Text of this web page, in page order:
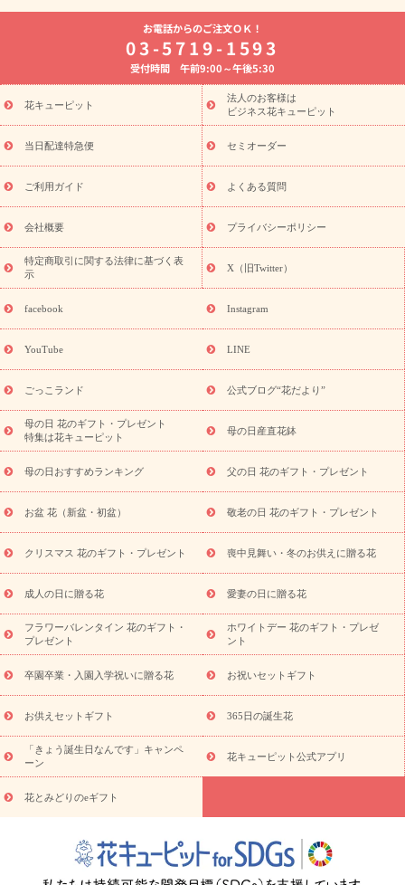
よく贈られる花
お祝いの花特集
誕生日フラワーギフト特集
8月の誕生花(トルコキキョウ)
開店・開業祝い
お供え・お悔やみ お供え・お悔やみの花
通夜・葬儀に贈る花 胡蝶蘭・花鉢
ーブドフラワー
季節のイベント
ひまわり ギフト・プレゼント
特集
お盆 花（新盆・初盆） 季節のイベント
お盆 花（新
盆・初盆）
お盆 花（新盆・初盆）
お盆・お供え 花とセットギ
フト
お盆・お供え プリザーブドフラワー
ひまわり ギフト・プ
レゼント特集
夏の花贈り・お中元・暑中見舞い 花のギフト特集
敬老の日におくる花ギフト・プレゼント特集
花ギフト・プレゼント特集
敬老の日 花のおすすめランキング
敬
老の日 花鉢植えのギフト・プレゼント特集
敬老の日 花とセットギ
フト・プレゼント特集
敬老の日の花 全てのギフト一覧
キャン
ペーン
映画『ウォーターガーディアンズ』コラボキャンペーン
「きょう誕生日なんです」キャンペーン
誕生日の花を探す
誕生日フラワーギフト 誕生日フラワーギフト特集
(トルコキキョウ)
9月の誕生花(リンドウ)
ら探す
お祝いの花特集 当日配達特急便 お祝い商品一覧
念日
結婚祝い 出産祝い 退院祝い・快気祝い
寿祝い
プチギフト ペットのお祝いフラワー
供え・お悔やみ商品一覧
お供え・お悔やみの花
四十九日法要以
お供え プリザーブドフラワー
ペットのお供えフラワー
お盆（新
盆・初盆）
その他 お祝い返し お見舞い
お取り寄せギフト
ビジネス用
ご自宅用 観葉植物 ミディ胡蝶蘭
プリザーブ
ドフラワー
スタイルから探す アレンジメント 花束
スタ
ンド花
お祝い お供え・お悔やみ 胡蝶蘭 胡蝶蘭・花鉢
ディ胡蝶蘭・お祝い
ミディ胡蝶蘭・お供え
世界初の青色胡蝶蘭
観葉植物
観葉植物 産直多肉植物
プリザーブドフラワー
お祝い
お供え・お悔やみ 花とセットギフト
セミオーダー
プチギフト（hanamore -ハナモア-）
花とみどりのeギフト
キューピットのeGfit
カラー ピンク イエローオレンジ
レッ
ド
お花の種類 トルコキキョウ
お祝い お祝い・3000円～ お祝い・4000円～
お祝い・
5000円～
お祝い・7000円～ お祝い・ 10000円～
お供え・お
悔やみ
円～
お供え・お悔やみ・
いのマナー
定年退職祝いのマナー
お祝いを贈るときのマナー・
花キューピットのお祝いコラム一覧
誕生日のお花を「色
お電話からのご注文ＯＫ！
03-5719-1593
受付時間 午前9:00～午後5:30
花キューピット
法人のお客様は
ビジネス花キューピット
当日配達特急便 セミオーダー
ご利用ガイド よくある質問
会社概要 プライバシーポリシー
特定商取引に関する法律に基づく表
示
X（旧Twitter）
facebook Instagram
YouTube LINE
ごっこランド 公式ブログ“花だより”
母の日 花のギフト・プレゼント
特集は花キューピット
母の日産直花鉢
母の日おすすめランキング 父の日 花のギフト・プレゼント
お盆 花（新盆・初盆） 敬老の日 花のギフト・プレゼント
クリスマス 花のギフト・プレゼント 喪中見舞い・冬のお供えに贈る花
成人の日に贈る花 愛妻の日に贈る花
フラワーバレンタイン 花のギフト・
プレゼント
ホワイトデー 花のギフト・プレゼ
ント
卒園卒業・入園入学祝いに贈る花 お祝いセットギフト
お供えセットギフト 365日の誕生花
「きょう誕生日なんです」キャンペ
ーン
花キューピット公式アプリ
花とみどりのeギフト